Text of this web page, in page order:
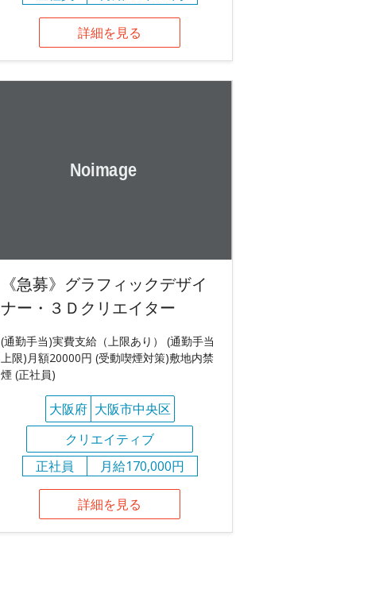
詳細を見る
《急募》グラフィックデザイ
ナー・３Ｄクリエイター
(通勤手当)実費支給（上限あり） (通勤手当
上限)月額20000円 (受動喫煙対策)敷地内禁
煙 (正社員)
大阪府 大阪市中央区
クリエイティブ
正社員
月給170,000円
詳細を見る